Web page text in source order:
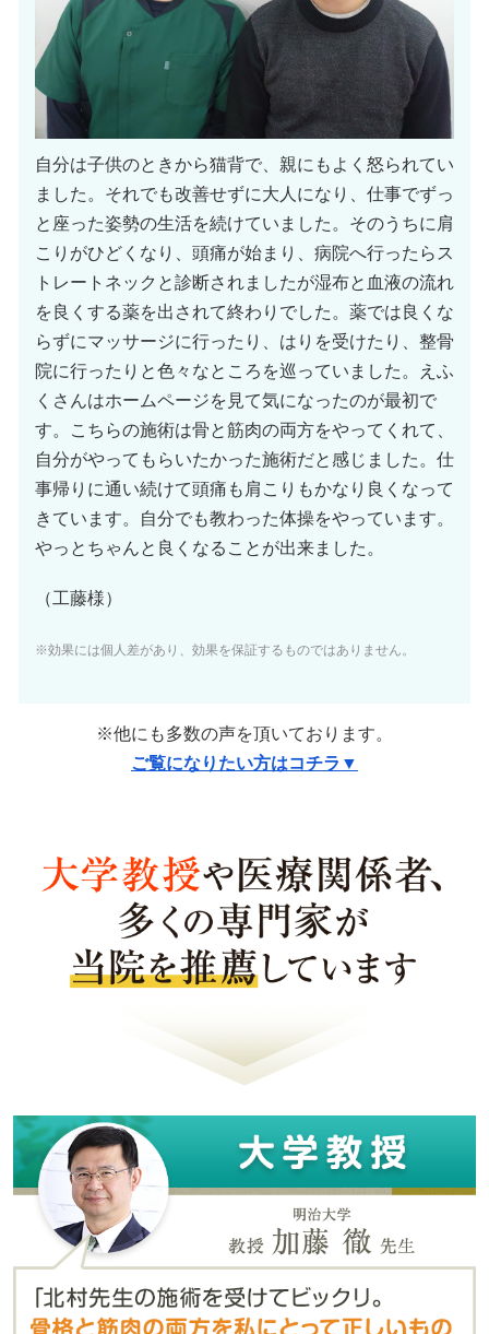
自分は子供のときから猫背で、親にもよく怒られてい
ました。それでも改善せずに大人になり、仕事でずっ
と座った姿勢の生活を続けていました。そのうちに肩
こりがひどくなり、頭痛が始まり、病院へ行ったらス
トレートネックと診断されましたが湿布と血液の流れ
を良くする薬を出されて終わりでした。薬では良くな
らずにマッサージに行ったり、はりを受けたり、整骨
院に行ったりと色々なところを巡っていました。えふ
くさんはホームページを見て気になったのが最初で
す。こちらの施術は骨と筋肉の両方をやってくれて、
自分がやってもらいたかった施術だと感じました。仕
事帰りに通い続けて頭痛も肩こりもかなり良くなって
きています。自分でも教わった体操をやっています。
やっとちゃんと良くなることが出来ました。
（工藤様）
※効果には個人差があり、効果を保証するものではありません。
※他にも多数の声を頂いております。
ご覧になりたい方はコチラ▼